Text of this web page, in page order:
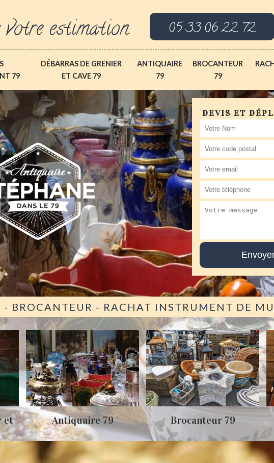
estimation 05 33 06 22 72
79
DÉBARRAS DE GRENIER
ET CAVE 79
ANTIQUAIRE
79
BROCANTEUR
79
DEVIS ET
BROCANTEUR - RACHAT INSTRUMENT DE
et
Antiquaire 79 Brocanteur 79